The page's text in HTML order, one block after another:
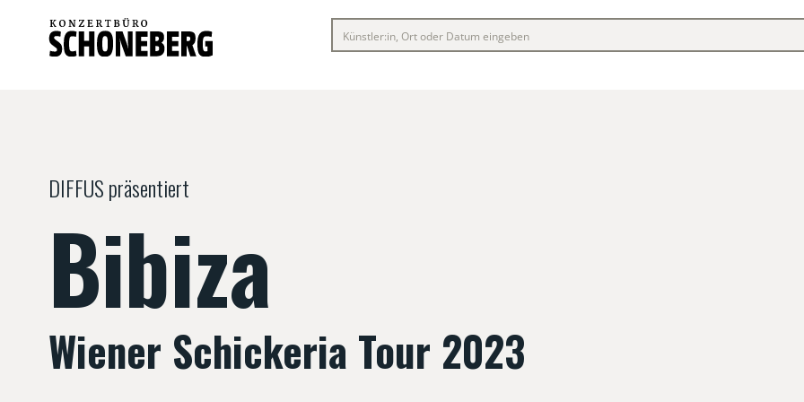
DIFFUS präsentiert
Bibiza
Wiener Schickeria Tour 2023